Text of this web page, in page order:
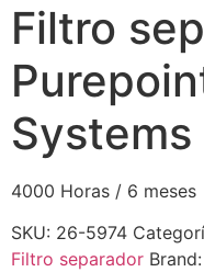
Filtro
4000 Horas / 6 meses
SKU: 26-5974
Filtro separador Brand: